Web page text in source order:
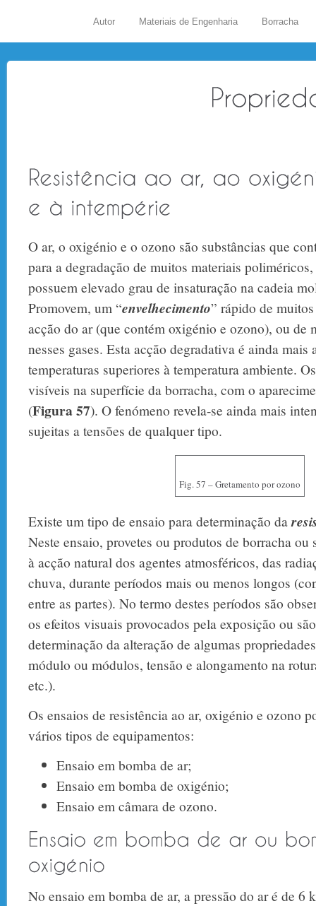
Autor Materiais de Engenharia Borracha
O ar, o oxigénio e o ozono são substâncias que
para a degradação de muitos materiais
possuem elevado grau de insaturação na cadeia
Promovem, um “envelhecimento” rápido de
acção do ar (que contém oxigénio e ozono), ou de
nesses gases. Esta acção degradativa é ainda mais
temperaturas superiores à temperatura ambiente.
visíveis na superfície da borracha, com o
(Figura 57). O fenómeno revela-se ainda mais
sujeitas a tensões de qualquer tipo.
Fig. 57 – Gretamento por ozono
Existe um tipo de ensaio para determinação da
Neste ensaio, provetes ou produtos de borracha ou
à acção natural dos agentes atmosféricos, das
chuva, durante períodos mais ou menos longos
entre as partes). No termo destes períodos são
os efeitos visuais provocados pela exposição ou
determinação da alteração de algumas
módulo ou módulos, tensão e alongamento na
etc.).
Os ensaios de resistência ao ar, oxigénio e ozono
vários tipos de equipamentos:
Ensaio em bomba de ar;
Ensaio em bomba de oxigénio;
Ensaio em câmara de ozono.
No ensaio em bomba de ar, a pressão do ar é de 6